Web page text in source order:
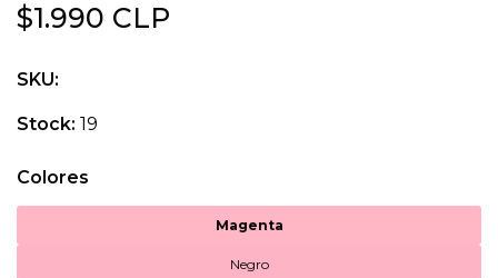
$1.990 CLP
SKU:
Stock: 19
Colores
Magenta
Negro